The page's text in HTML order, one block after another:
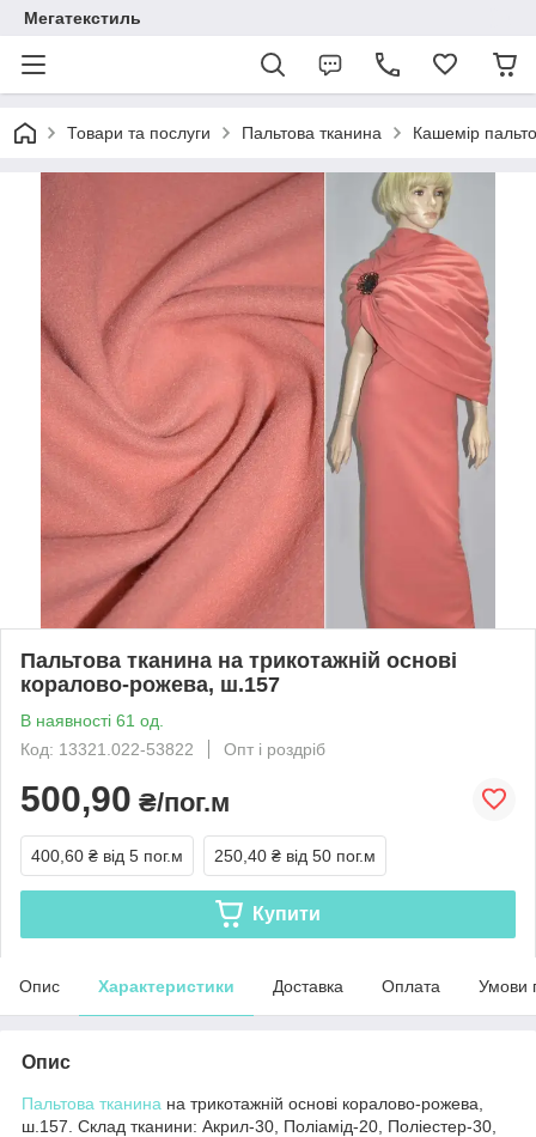
Мегатекстиль
Товари та послуги Пальтова тканина Кашемір
Пальтова тканина на трикотажній основі
коралово-рожева, ш.157
В наявності 61 од.
Код: 13321.022-53822
Опт і роздріб
500,90 ₴/пог.м
400,60 ₴ від 5 пог.м 250,40 ₴ від 50 пог.м
Купити
Опис Характеристики Доставка Оплата Умови
Опис
Пальтова тканина на трикотажній основі коралово-рожева,
ш.157. Склад тканини: Акрил-30, Поліамід-20, Поліестер-30,